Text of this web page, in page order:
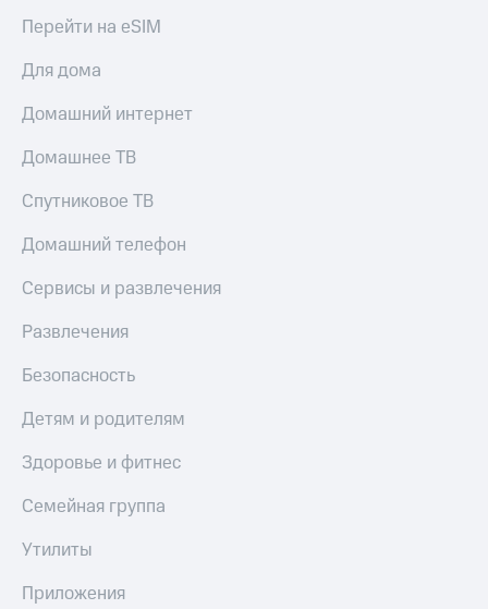
Перейти на eSIM
Для дома
Домашний интернет
Домашнее ТВ
Спутниковое ТВ
Домашний телефон
Сервисы и развлечения
Развлечения
Безопасность
Детям и родителям
Здоровье и фитнес
Семейная группа
Утилиты
Приложения